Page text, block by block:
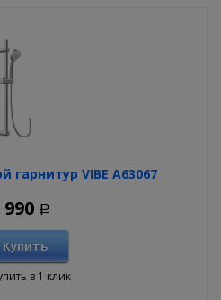
гарнитур VIBE А63067
990 Р
Купить
в 1 клик